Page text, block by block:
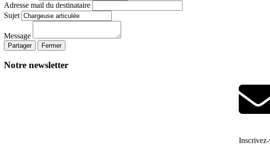
Adresse mail du destinataire
Sujet
Message
Partager Fermer
Notre newsletter